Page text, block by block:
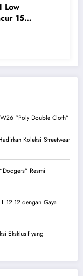
Low
15
“Poly Double Cloth”
Koleksi Streetwear
Resmi
dengan Gaya
Eksklusif yang